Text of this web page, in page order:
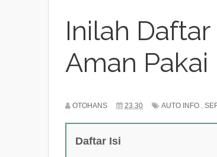
Inilah
Aman
OTOHANS 23.30 AUTO INFO ,
Daftar Isi